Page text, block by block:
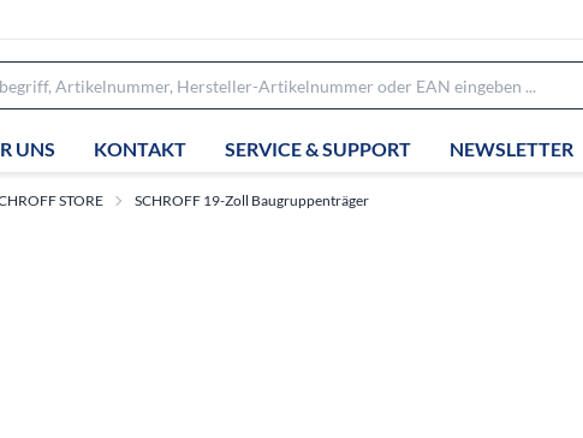
UNS KONTAKT SERVICE & SUPPORT NEWSLETTER
STORE SCHROFF 19-Zoll Baugruppenträger